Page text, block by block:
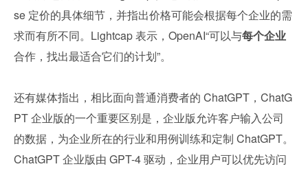
se 定价的具体细节，并指出价格可能会根据每个企业的需
求而有所不同。Lightcap 表示，OpenAI“可以与每个企业
合作，找出最适合它们的计划”。
还有媒体指出，相比面向普通消费者的 ChatGPT，ChatG
PT 企业版的一个重要区别是，企业版允许客户输入公司
的数据，为企业所在的行业和用例训练和定制 ChatGPT。
ChatGPT 企业版由 GPT-4 驱动，企业用户可以优先访问